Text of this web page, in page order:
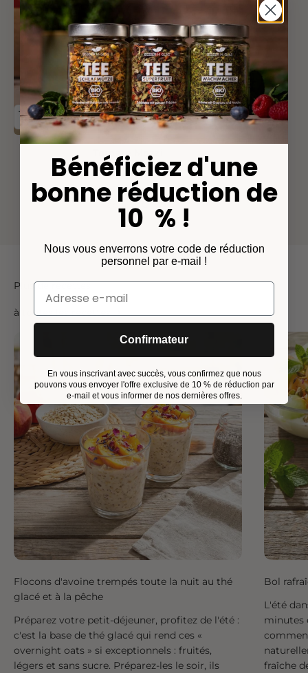
Tomate Mozzi
(39)
Pour ton caprese
Angebot
ab 5,90€
Plus de recettes
à toutes les recettes
Flocons d'avoine trempés toute la nuit au thé
glacé et à la pêche
Préparez votre petit-déjeuner, profitez de l'été :
c'est la base de thé glacé qui rend ces «
overnight oats » si exceptionnels : fruités,
légers et sans sucre. Préparez-les le soir, ils
Bol
L'été
minutes
fraîche
Bénéficiez d'une
bonne réduction de
10 % !
Nous vous enverrons votre code de réduction
personnel par e-mail !
Confirmateur
En vous inscrivant avec succès, vous confirmez que nous
pouvons vous envoyer l'offre exclusive de 10 % de réduction par
e-mail et vous informer de nos dernières offres.